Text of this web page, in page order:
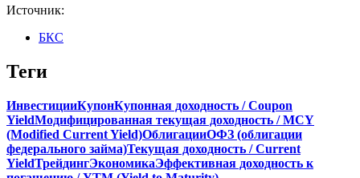
Источник:
БКС
Теги
ИнвестицииКупонКупонная доходность / Coupon
YieldМодифицированная текущая доходность / MCY
(Modified Current Yield)ОблигацииОФЗ (облигации
федерального займа)Текущая доходность / Current
YieldТрейдингЭкономикаЭффективная доходность к